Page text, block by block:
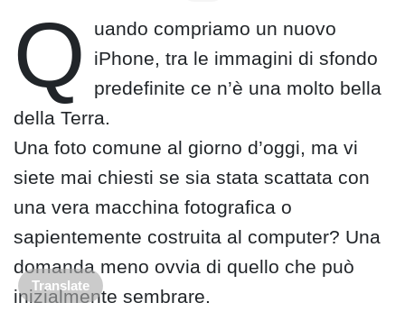
Q
uando compriamo un nuovo
iPhone, tra le immagini di sfondo
predefinite ce n’è una molto bella
della Terra.
Una foto comune al giorno d’oggi, ma vi
siete mai chiesti se sia stata scattata con
una vera macchina fotografica o
sapientemente costruita al computer? Una
domanda meno ovvia di quello che può
inizialmente sembrare.
Translate